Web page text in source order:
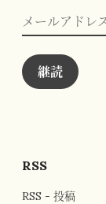
ー
ル
ア
ド
レ
継読
RSS
RSS - 投稿